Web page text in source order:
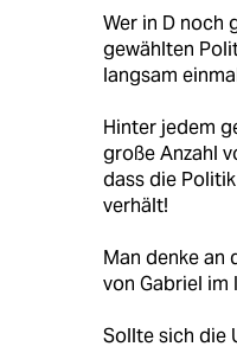
Wer in D noch
gewählten
langsam
Hinter jedem
große Anzahl
dass die
verhält!
Man denke an
von Gabriel im
Sollte sich die